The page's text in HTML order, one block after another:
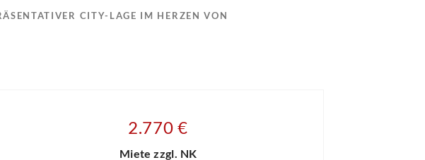
CITY-LAGE IM HERZEN VON
2.770 €
Miete zzgl. NK